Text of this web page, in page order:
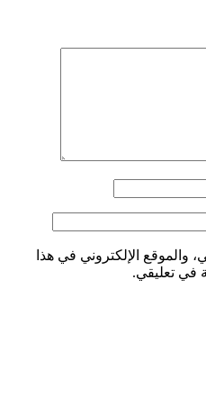
والموقع الإلكتروني في هذا
في تعليقي.